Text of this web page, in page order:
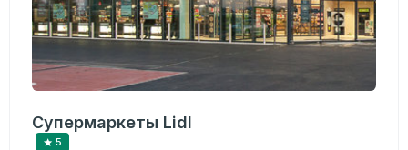
Супермаркеты Lidl
5